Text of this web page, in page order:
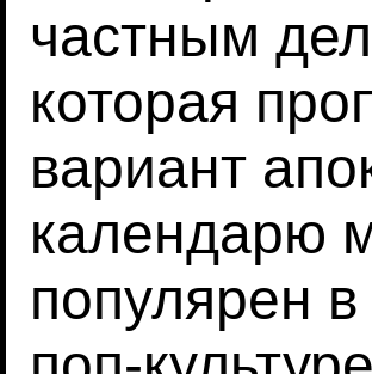
частным
которая
вариант
календарю
популярен